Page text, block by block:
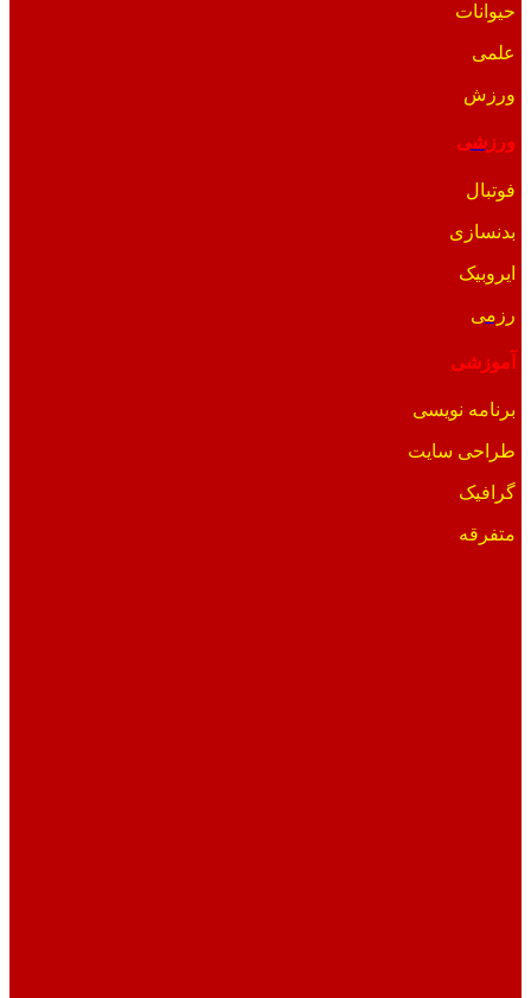
حیوانات
علمی
ورزش
ورزشی
فوتبال
بدنسازی
ایروبیک
رزمی
آموزشی
برنامه نویسی
طراحی سایت
گرافیک
متفرقه